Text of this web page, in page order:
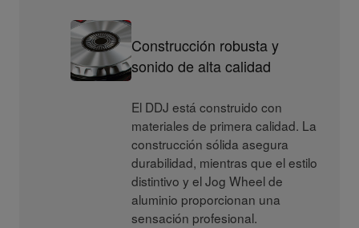
Construcción robusta y
sonido de alta calidad
El DDJ está construido con
materiales de primera calidad. La
construcción sólida asegura
durabilidad, mientras que el estilo
distintivo y el Jog Wheel de
aluminio proporcionan una
sensación profesional.